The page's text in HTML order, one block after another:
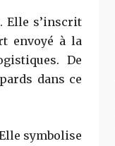
Elle s’inscrit
envoyé à la
De
dans ce
symbolise